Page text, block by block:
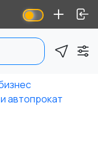
автопрокат